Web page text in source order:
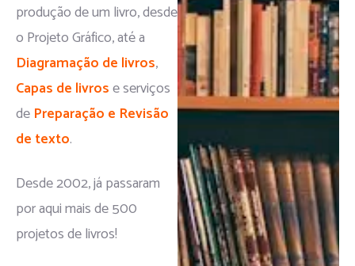
produção de um livro, desde
o Projeto Gráfico, até a
Diagramação de livros,
Capas de livrose serviços
de Preparação e Revisão
de texto.
Desde 2002, já passaram
por aqui mais de 500
projetos de livros!